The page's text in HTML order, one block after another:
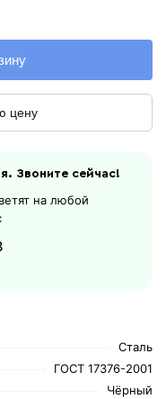
Сталь
ГОСТ 17376-2001
Чёрный
цену
Звоните сейчас!
на любой